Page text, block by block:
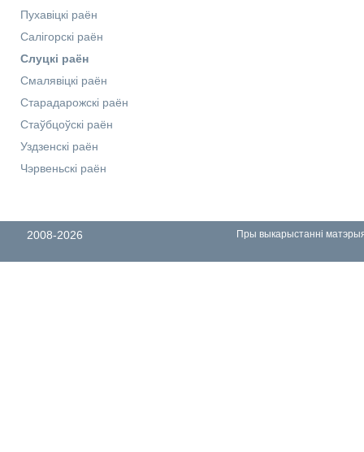
Пухавіцкі раён
Салігорскі раён
Слуцкі раён
Смалявіцкі раён
Старадарожскі раён
Стаўбцоўскі раён
Уздзенскі раён
Чэрвеньскі раён
2008-2026 Пры выкарыстанні